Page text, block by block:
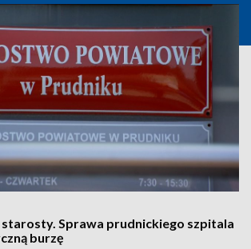
starosty. Sprawa prudnickiego szpitala
burzę